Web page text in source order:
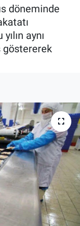
döneminde
aynı
göstererek